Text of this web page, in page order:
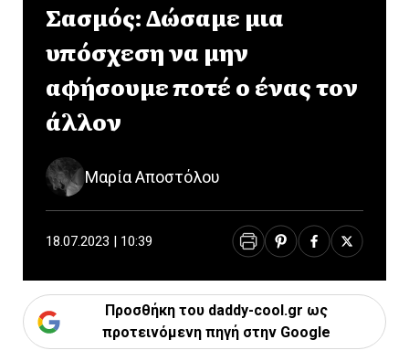
Σασμός: Δώσαμε μια
υπόσχεση να μην
αφήσουμε ποτέ ο ένας τον
άλλον
Μαρία Αποστόλου
18.07.2023 | 10:39
Προσθήκη του daddy-cool.gr ως
προτεινόμενη πηγή στην Google